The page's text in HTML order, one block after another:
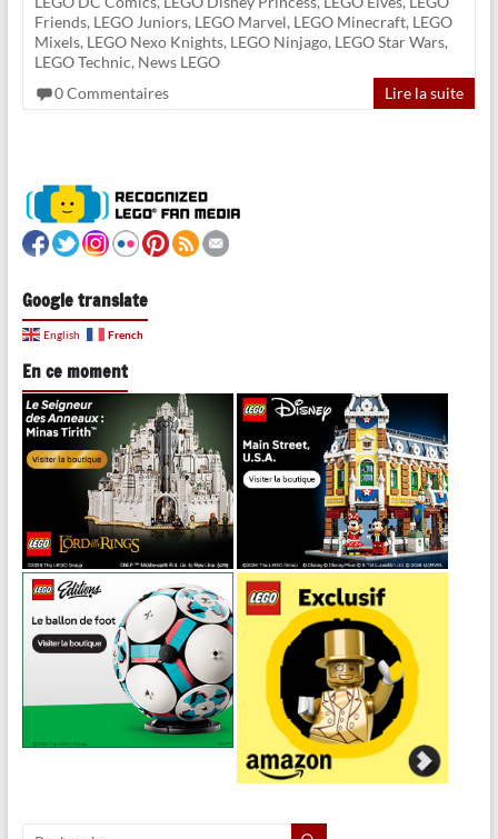
Friends, LEGO Juniors, LEGO Marvel, LEGO Minecraft, LEGO
Mixels, LEGO Nexo Knights, LEGO Ninjago, LEGO Star Wars,
LEGO Technic, News LEGO
0 Commentaires
Lire la suite
Google translate
English French
En ce moment